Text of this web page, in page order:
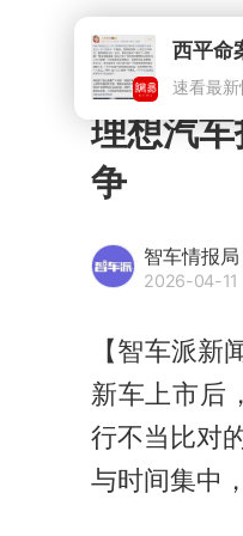
西平命
速看最
理想汽
争
智车情报局
2026-04-11
【智车派
新车上市后
行不当比对
与时间集中